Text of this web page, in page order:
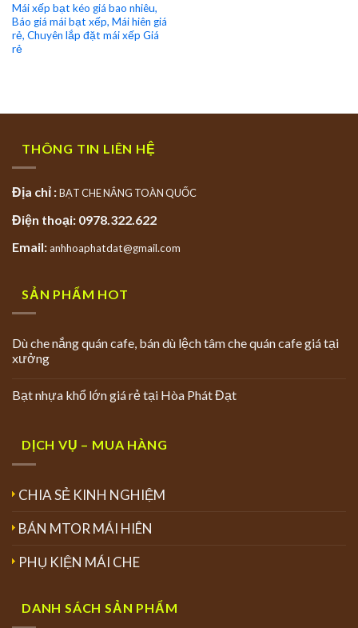
Mái xếp bạt kéo giá bao nhiêu,
Báo giá mái bạt xếp, Mái hiên giá
rẻ, Chuyên lắp đặt mái xếp Giá
rẻ
THÔNG TIN LIÊN HỆ
Địa chỉ :BẠT CHE NẮNG TOÀN QUỐC
Điện thoại: 0978.322.622
Email:anhhoaphatdat@gmail.com
SẢN PHẨM HOT
Dù che nắng quán cafe, bán dù lệch tâm che quán cafe giá tại
xưởng
Bạt nhựa khổ lớn giá rẻ tại Hòa Phát Đạt
DỊCH VỤ – MUA HÀNG
CHIA SẺ KINH NGHIỆM
BÁN MTOR MÁI HIÊN
PHỤ KIỆN MÁI CHE
DANH SÁCH SẢN PHẨM